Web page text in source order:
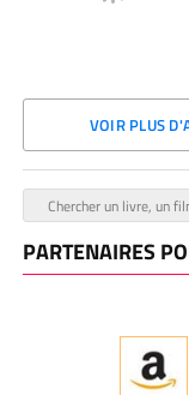
VOIR PLUS
PARTENAIRES